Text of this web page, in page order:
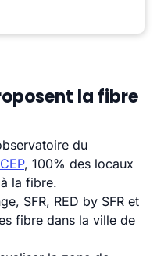
la fibre
du
, 100% des locaux
la fibre.
SFR, RED by SFR et
fibre dans la ville de